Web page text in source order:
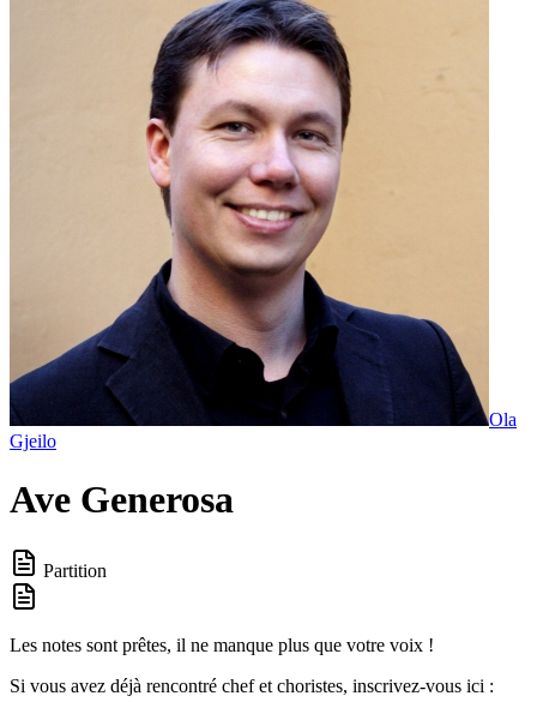
Ola
Gjeilo
Ave Generosa
Partition
Les notes sont prêtes, il ne manque plus que votre voix !
Si vous avez déjà rencontré chef et choristes, inscrivez-vous ici :